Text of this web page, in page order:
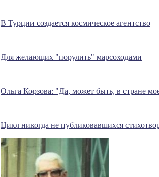
В Турции создается космическое агентство
Для желающих "порулить" марсоходами
Ольга Корзова: "Да, может быть, в стране
Цикл никогда не публиковавшихся